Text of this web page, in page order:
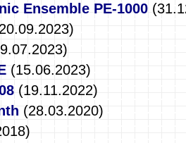
Ensemble PE-1000
(15.06.2023)
(19.11.2022)
(28.03.2020)